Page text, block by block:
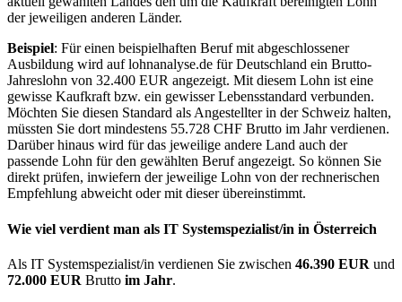
der jeweiligen anderen Länder.
Beispiel: Für einen beispielhaften Beruf mit abgeschlossener
Ausbildung wird auf lohnanalyse.de für Deutschland ein Brutto-
Jahreslohn von 32.400 EUR angezeigt. Mit diesem Lohn ist eine
gewisse Kaufkraft bzw. ein gewisser Lebensstandard verbunden.
Möchten Sie diesen Standard als Angestellter in der Schweiz halten,
müssten Sie dort mindestens 55.728 CHF Brutto im Jahr verdienen.
Darüber hinaus wird für das jeweilige andere Land auch der
passende Lohn für den gewählten Beruf angezeigt. So können Sie
direkt prüfen, inwiefern der jeweilige Lohn von der rechnerischen
Empfehlung abweicht oder mit dieser übereinstimmt.
Wie viel verdient man als IT Systemspezialist/in in Österreich
Als IT Systemspezialist/in verdienen Sie zwischen 46.390 EUR und
72.000 EUR Brutto im Jahr.